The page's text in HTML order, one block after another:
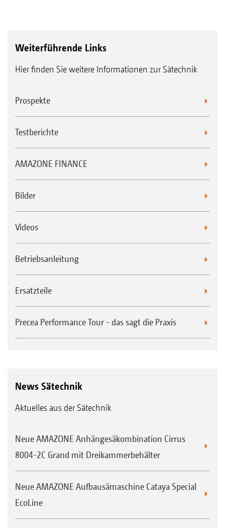
Weiterführende Links
Hier finden Sie weitere Informationen zur Sätechnik
Prospekte
Testberichte
AMAZONE FINANCE
Bilder
Videos
Betriebsanleitung
Ersatzteile
Precea Performance Tour - das sagt die Praxis
News Sätechnik
Aktuelles aus der Sätechnik
Neue AMAZONE Anhängesäkombination Cirrus
8004-2C Grand mit Dreikammerbehälter
Neue AMAZONE Aufbausämaschine Cataya Special
EcoLine